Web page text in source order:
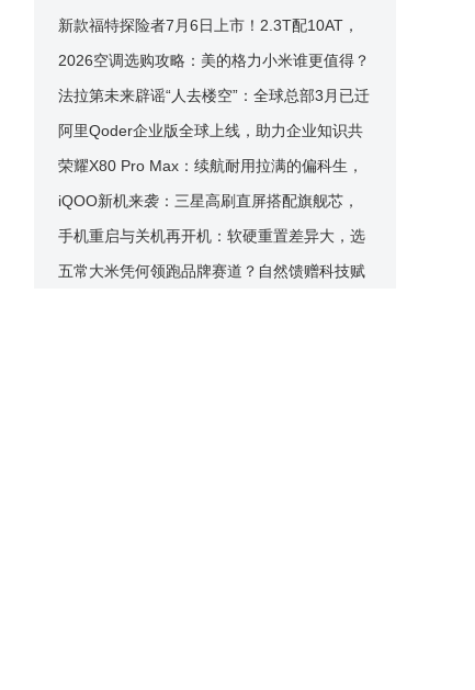
s或将来袭，靠谱吗？
新款福特探险者7月6日上市！2.3T配10AT，
车长超5米，配置再升级！
2026空调选购攻略：美的格力小米谁更值得？
质价比售后全解析
法拉第未来辟谣“人去楼空”：全球总部3月已迁
至洛杉矶硅滩
阿里Qoder企业版全球上线，助力企业知识共
享与AI安全高效运行
荣耀X80 Pro Max：续航耐用拉满的偏科生，
究竟是不是你的菜？
iQOO新机来袭：三星高刷直屏搭配旗舰芯，
中端性能市场再添猛将
手机重启与关机再开机：软硬重置差异大，选
对方式让手机运行更高效
五常大米凭何领跑品牌赛道？自然馈赠科技赋